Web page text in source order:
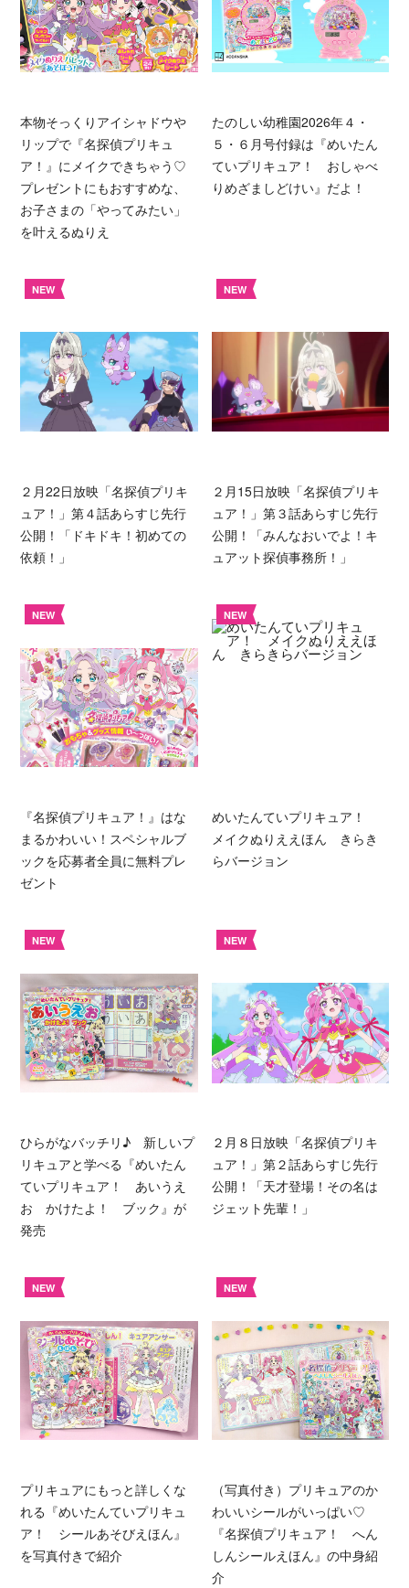
本物そっくりアイシャドウや
リップで『名探偵プリキュ
ア！』にメイクできちゃう♡
プレゼントにもおすすめな、
お子さまの「やってみたい」
を叶えるぬりえ
たのしい幼稚園2026年４・
５・６月号付録は『めいたん
ていプリキュア！ おしゃべ
りめざましどけい』だよ！
NEW
２月22日放映「名探偵プリキ
ュア！」第４話あらすじ先行
公開！「ドキドキ！初めての
依頼！」
NEW
２月15日放映「名探偵プリキ
ュア！」第３話あらすじ先行
公開！「みんなおいでよ！キ
ュアット探偵事務所！」
NEW
『名探偵プリキュア！』はな
まるかわいい！スペシャルブ
ックを応募者全員に無料プレ
ゼント
NEW
めいたんていプリキュア！
メイクぬりええほん きらき
らバージョン
NEW
ひらがなバッチリ♪ 新しいプ
リキュアと学べる『めいたん
ていプリキュア！ あいうえ
お かけたよ！ ブック』が
発売
NEW
２月８日放映「名探偵プリキ
ュア！」第２話あらすじ先行
公開！「天才登場！その名は
ジェット先輩！」
NEW
プリキュアにもっと詳しくな
れる『めいたんていプリキュ
ア！ シールあそびえほん』
を写真付きで紹介
NEW
（写真付き）プリキュアのか
わいいシールがいっぱい♡
『名探偵プリキュア！ へん
しんシールえほん』の中身紹
介